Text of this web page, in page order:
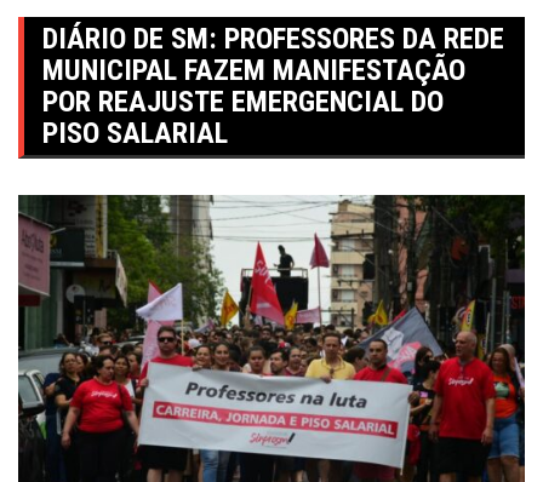
DIÁRIO DE SM: PROFESSORES DA REDE
MUNICIPAL FAZEM MANIFESTAÇÃO
POR REAJUSTE EMERGENCIAL DO
PISO SALARIAL